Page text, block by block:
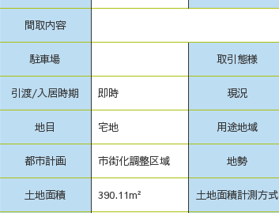
間取内容
駐車場 取引態様
引渡/入居時期 即時 現況
地目 宅地 用途地域
都市計画 市街化調整区域 地勢
土地面積 390.11m² 土地面積計測方式